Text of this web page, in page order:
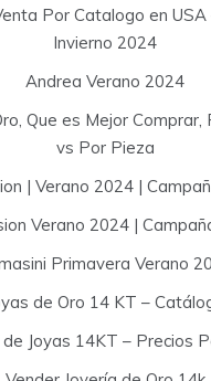
Por Catalogo en USA
Invierno 2024
Andrea Verano 2024
Que es Mejor Comprar,
vs Por Pieza
| Verano 2024 |
Verano 2024 |
Primavera Verano
de Oro 14 KT –
Joyas 14KT – Precios